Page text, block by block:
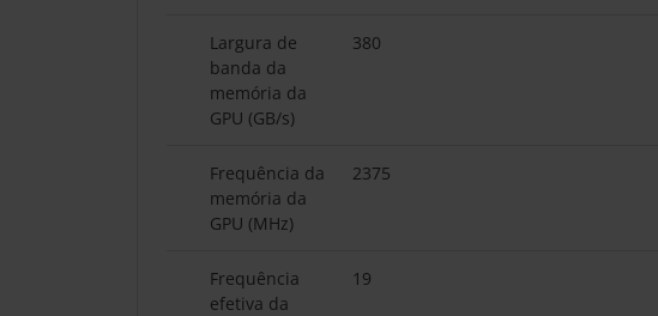
Largura de
banda da
memória da
GPU (GB/s)
380
Frequência da
memória da
GPU (MHz)
2375
Frequência
efetiva da
19